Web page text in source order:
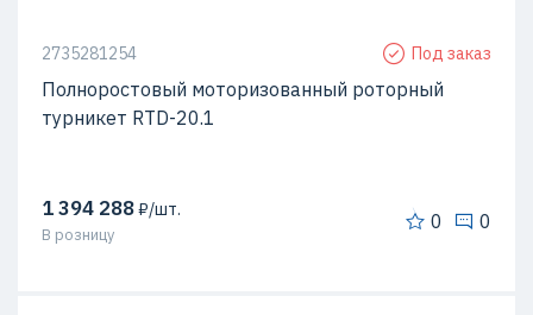
2735281254 Под заказ
Полноростовый моторизованный роторный
турникет RTD-20.1
1 394 288₽/шт.
В розницу
0 0